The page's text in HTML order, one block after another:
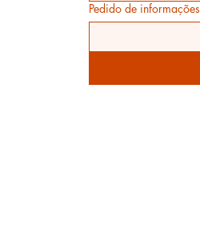
Pedido de informações